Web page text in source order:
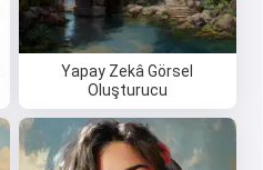
Yapay Zekâ Görsel
Oluşturucu